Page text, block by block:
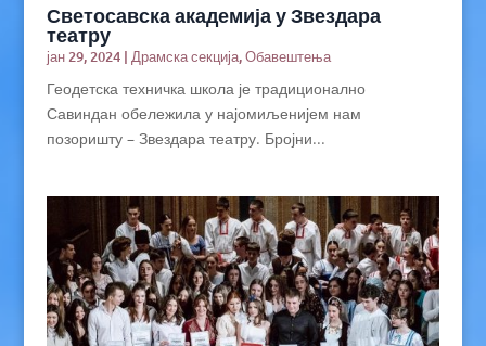
Светосавска академија у Звездара
театру
јан 29, 2024| Драмска секција,Обавештења
Геодетска техничка школа је традиционално
Савиндан обележила у најомиљенијем нам
позоришту – Звездара театру. Бројни...